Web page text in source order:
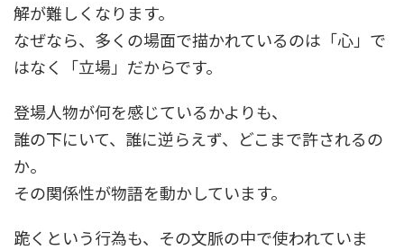
解が難しくなります。
なぜなら、多くの場面で描かれているのは「心」で
はなく「立場」だからです。
登場人物が何を感じているかよりも、
誰の下にいて、誰に逆らえず、どこまで許されるの
か。
その関係性が物語を動かしています。
跪くという行為も、その文脈の中で使われていま